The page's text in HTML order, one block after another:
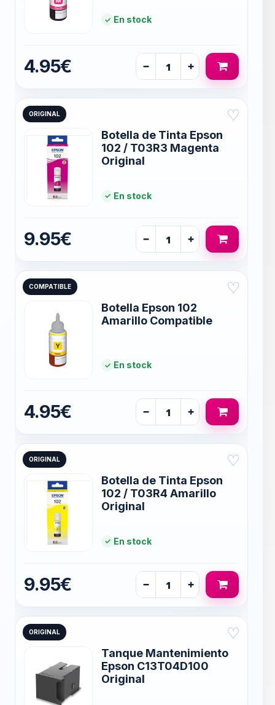
En stock
4.95€ − +
ORIGINAL ♡
Botella de Tinta Epson
102 / T03R3 Magenta
Original
En stock
9.95€ − +
COMPATIBLE ♡
Botella Epson 102
Amarillo Compatible
En stock
4.95€ − +
ORIGINAL ♡
Botella de Tinta Epson
102 / T03R4 Amarillo
Original
En stock
9.95€ − +
ORIGINAL ♡
Tanque Mantenimiento
Epson C13T04D100
Original